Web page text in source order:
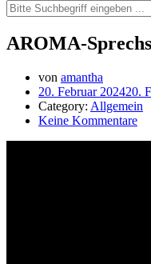
AROMA-
von amantha
20. Februar 202420.
Category: Allgemein
Keine Kommentare